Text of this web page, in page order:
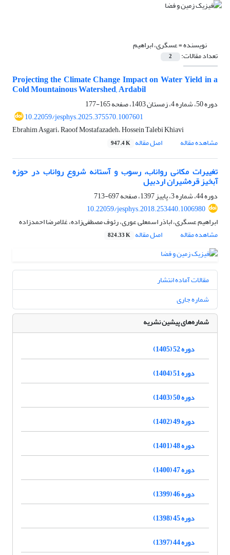
نویسنده =عسگری، ابراهیم
تعداد مقالات: 2
Projecting the Climate Change Impact on Water Yield in a
Cold Mountainous Watershed, Ardabil
دوره 50، شماره 4، زمستان 1403، صفحه
165-177
10.22059/jesphys.2025.375570.1007601
Ebrahim Asgari، Raoof Mostafazadeh، Hossein Talebi Khiavi
مشاهده مقاله
اصل مقاله 947.4 K
تغییرات مکانی رواناب، رسوب و آستانه شروع رواناب در حوزه
آبخیز قره‌شیران اردبیل
دوره 44، شماره 3، پاییز 1397، صفحه
697-713
10.22059/jesphys.2018.253440.1006980
ابراهیم عسگری، اباذر اسمعلی عوری، رئوف مصطفی‌زاده، غلامرضا احمدزاده
مشاهده مقاله
اصل مقاله 824.33 K
مقالات آماده انتشار
شماره جاری
شماره‌های پیشین نشریه
دوره 52 (1405)
دوره 51 (1404)
دوره 50 (1403)
دوره 49 (1402)
دوره 48 (1401)
دوره 47 (1400)
دوره 46 (1399)
دوره 45 (1398)
دوره 44 (1397)